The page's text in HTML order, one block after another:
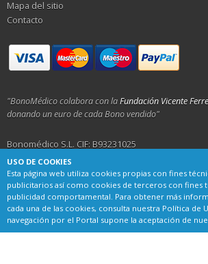
Mapa del sitio
Contacto
"BonoMédico colabora con laFundación Vicente
donando un euro de cada Bono vendido"
Bonomédico S.L. CIF: B93231025
Calle Alemania 23, 29001 Málaga
USO DE COOKIES
Esta página web utiliza cookies propias con fines
publicitarios así como cookies de terceros con fines
publicidad comportamental. Para obtener más
cada una de las cookies, consulta nuestra Política de
navegación por el Portal supone la aceptación de